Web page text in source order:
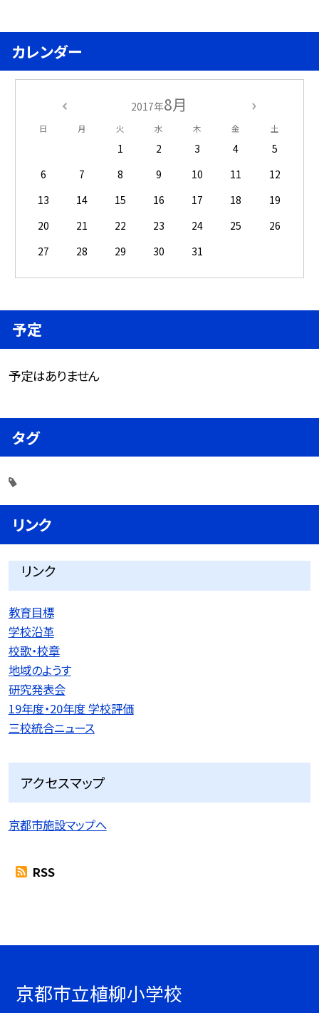
カレンダー
2017年8月
日 月 火 水 木 金 土
1 2 3 4
5
6
7 8 9 10 11
12
13
14 15 16 17 18
19
20
21 22 23 24 25
26
27
28 29 30 31
予定
予定はありません
タグ
リンク
リンク
教育目標
学校沿革
校歌・校章
地域のようす
研究発表会
19年度・20年度 学校評価
三校統合ニュース
アクセスマップ
京都市施設マップへ
RSS
京都市立植柳小学校